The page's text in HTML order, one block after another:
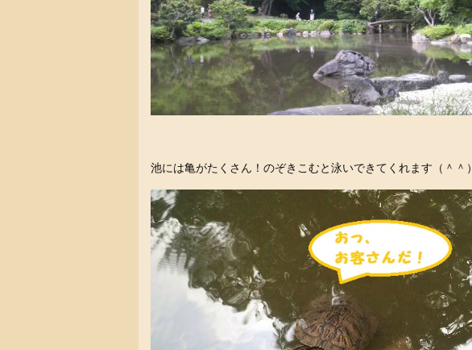
池には亀がたくさん！のぞきこむと泳いできてくれます（＾＾）